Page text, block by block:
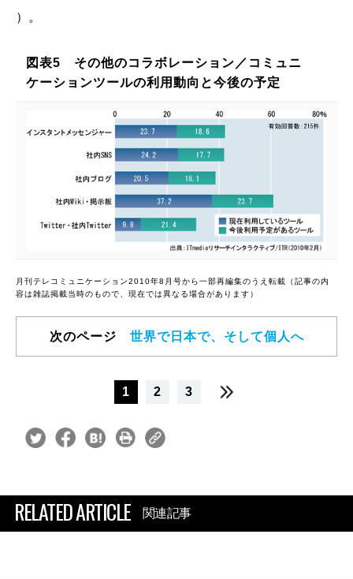
）。
図表5 その他のコラボレーション／コミュニ
ケーションツールの利用動向と今後の予定
月刊テレコミュニケーション2010年8月号から一部再編集のうえ転載（記事の内
容は雑誌掲載当時のもので、現在では異なる場合があります）
次のページ 世界で日本で、そして個人へ
1 2 3
RELATED ARTICLE 関連記事